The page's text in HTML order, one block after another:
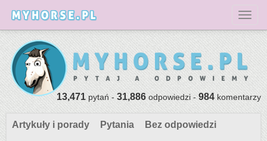
13,471pytań -31,886odpowiedzi -984komentarzy
Artykuły i porady Pytania Bez odpowiedzi